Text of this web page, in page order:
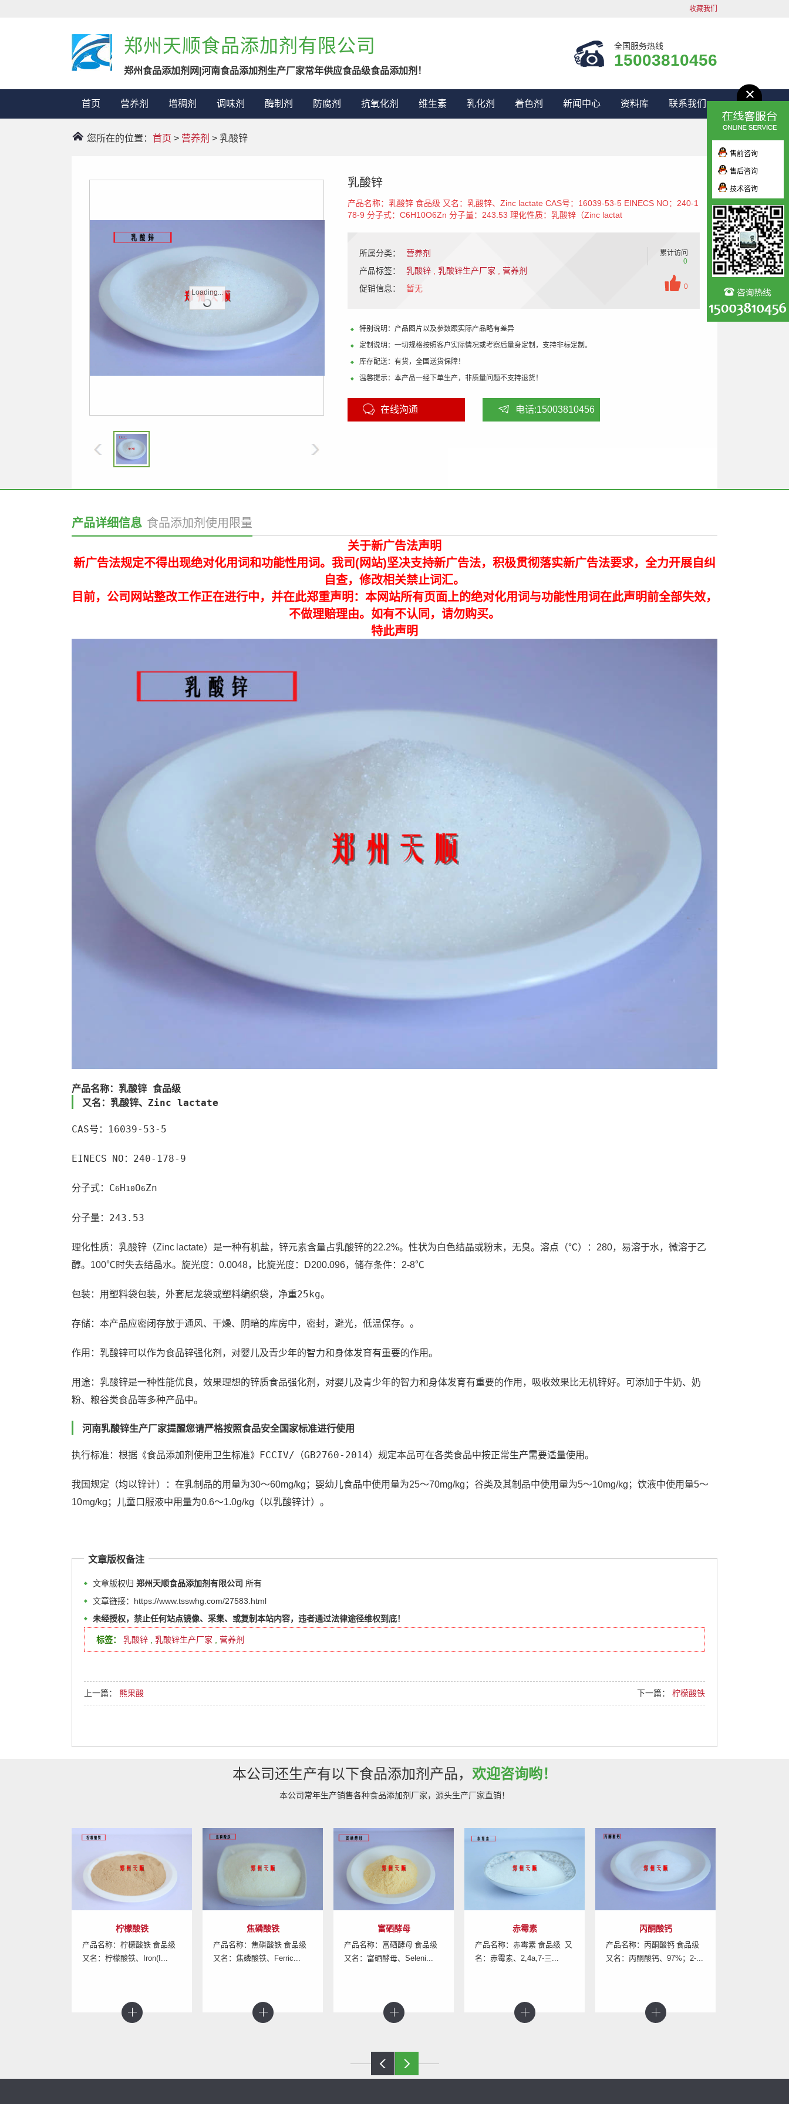
收藏我们
郑州天顺食品添加剂有限公司
郑州食品添加剂网|河南食品添加剂生产厂家常年供应食品级食品添加剂！
全国服务热线
15003810456
首页 营养剂 增稠剂 调味剂 酶制剂 防腐剂 抗氧化剂 维生素 乳化剂 着色剂 新闻中心 资料库 联系我们
您所在的位置： 首页 > 营养剂 > 乳酸锌
Loading...
乳酸锌
产品名称：乳酸锌 食品级 又名：乳酸锌、Zinc lactate CAS号：16039-53-5 EINECS NO：240-1
78-9 分子式：C6H10O6Zn 分子量：243.53 理化性质：乳酸锌（Zinc lactat
所属分类：
营养剂
产品标签：
乳酸锌 乳酸锌生产厂家
营养剂
促销信息：
暂无
累计访问
0
0
特别说明：产品图片以及参数跟实际产品略有差异
定制说明：一切规格按照客户实际情况或考察后量身定制，支持非标定制。
库存配送：有货，全国送货保障！
温馨提示：本产品一经下单生产，非质量问题不支持退货！
在线沟通 电话:15003810456
产品详细信息 食品添加剂使用限量
关于新广告法声明
新广告法规定不得出现绝对化用词和功能性用词。我司(网站)坚决支持新广告法，积极贯彻落实新广告法要求，全力开展自纠
自查，修改相关禁止词汇。
目前，公司网站整改工作正在进行中，并在此郑重声明：本网站所有页面上的绝对化用词与功能性用词在此声明前全部失效，
不做理赔理由。如有不认同，请勿购买。
特此声明
产品名称：乳酸锌 食品级
又名：乳酸锌、Zinc lactate
CAS号：16039-53-5
EINECS NO：240-178-9
分子式：C6 H 10O6Zn
分子量：243.53
理化性质： 乳酸锌（Zinc lactate）是一种有机盐，锌元素含量占乳酸锌的22.2%。性状为白色结晶或粉末，无臭。溶点（℃）：280，易溶于水，微溶于乙
醇。100℃时失去结晶水。旋光度：0.0048，比旋光度：D200.096，储存条件：2-8℃
包装： 用塑料袋包装，外套尼龙袋或塑料编织袋，净重25kg。
存储： 本产品应密闭存放于通风、干燥、阴暗的库房中，密封，避光，低温保存。。
作用：乳酸锌可以作为食品锌强化剂，对婴儿及青少年的智力和身体发育有重要的作用。
用途：乳酸锌是一种性能优良，效果理想的锌质食品强化剂，对婴儿及青少年的智力和身体发育有重要的作用，吸收效果比无机锌好。可添加于牛奶、奶
粉、粮谷类食品等多种产品中。
河南乳酸锌生产厂家提醒您请严格按照食品安全国家标准进行使用
执行标准：根据《食品添加剂使用卫生标准》FCCIV/（GB2760-2014）规定本品可在各类食品中按正常生产需要适量使用。
我国规定（均以锌计）：在乳制品的用量为30～60mg/kg；婴幼儿食品中使用量为25～70mg/kg；谷类及其制品中使用量为5～10mg/kg；饮液中使用量5～
10mg/kg；儿童口服液中用量为0.6～1.0g/kg（以乳酸锌计）。
文章版权备注
文章版权归 郑州天顺食品添加剂有限公司 所有
文章链接：https://www.tsswhg.com/27583.html
未经授权，禁止任何站点镜像、采集、或复制本站内容，违者通过法律途径维权到底！
标签： 乳酸锌 , 乳酸锌生产厂家 , 营养剂
上一篇： 熊果酸 下一篇： 柠檬酸铁
本公司还生产有以下食品添加剂产品， 欢迎咨询哟！
本公司常年生产销售各种食品添加剂厂家，源头生产厂家直销！
焦磷酸铁
产品名称：焦磷酸铁 食品级
又名：焦磷酸铁、Ferric...
富硒酵母
产品名称：富硒酵母 食品级
又名：富硒酵母、Seleni...
赤霉素
产品名称：赤霉素 食品级 又
名：赤霉素、2,4a,7-三...
丙酮酸钙
产品名称：丙酮酸钙 食品级
又名：丙酮酸钙、97%；2-...
α-熊果苷
产品名称：α-熊果苷 食品级
又名：α-熊果苷、alph...
售前咨询
售后咨询
技术咨询